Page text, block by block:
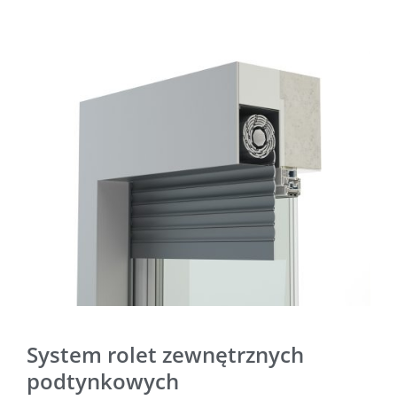
System rolet zewnętrznych
podtynkowych